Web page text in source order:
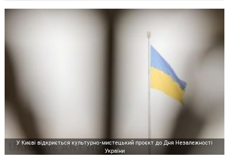
У Києві відкриється культурно-мистецький проєкт до Дня Незалежності
України